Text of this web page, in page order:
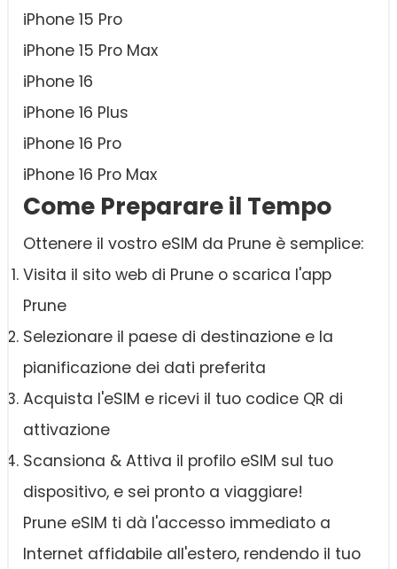
iPhone 15 Pro
iPhone 15 Pro Max
iPhone 16
iPhone 16 Plus
iPhone 16 Pro
iPhone 16 Pro Max
Come Preparare il Tempo
Ottenere il vostro eSIM da Prune è semplice:
Visita il sito web di Prune o scarica l'app
Prune
Selezionare il paese di destinazione e la
pianificazione dei dati preferita
Acquista l'eSIM e ricevi il tuo codice QR di
attivazione
Scansiona & Attiva il profilo eSIM sul tuo
dispositivo, e sei pronto a viaggiare!
Prune eSIM ti dà l'accesso immediato a
Internet affidabile all'estero, rendendo il tuo